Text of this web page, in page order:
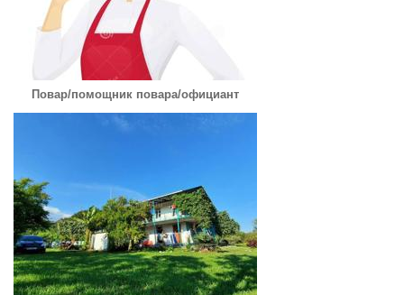
Повар/помощник повара/официант